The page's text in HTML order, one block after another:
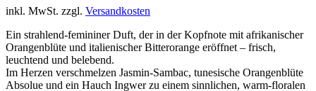
inkl. MwSt. zzgl. Versandkosten
Ein strahlend-femininer Duft, der in der Kopfnote mit afrikanischer
Orangenblüte und italienischer Bitterorange eröffnet – frisch,
leuchtend und belebend.
Im Herzen verschmelzen Jasmin-Sambac, tunesische Orangenblüte
Absolue und ein Hauch Ingwer zu einem sinnlichen, warm-floralen